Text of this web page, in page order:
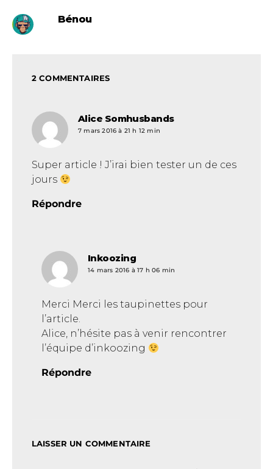
Bénou
2 COMMENTAIRES
Alice Somhusbandsdit :
7 mars 2016 à 21 h 12 min
Super article ! J’irai bien tester un de ces
jours
Répondre
Inkoozingdit :
14 mars 2016 à 17 h 06 min
Merci Merci les taupinettes pour
l’article.
Alice, n’hésite pas à venir rencontrer
l’équipe d’inkoozing
Répondre
LAISSER UN COMMENTAIRE